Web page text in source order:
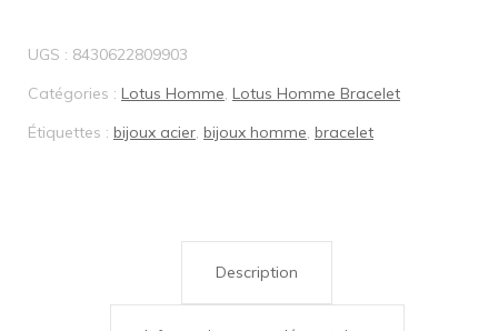
UGS : 8430622809903
Catégories : Lotus Homme, Lotus Homme Bracelet
Étiquettes : bijoux acier, bijoux homme, bracelet
Description